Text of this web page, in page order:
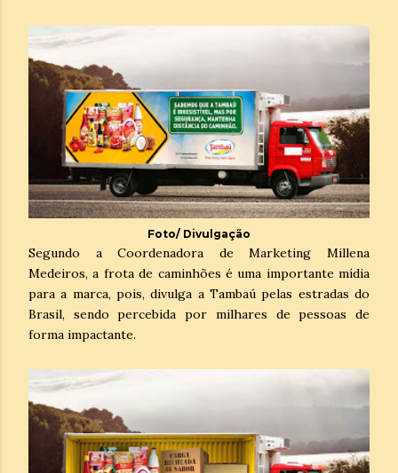
Foto/ Divulgação
Segundo a Coordenadora de Marketing Millena
Medeiros, a frota de caminhões é uma importante mídia
para a marca, pois, divulga a Tambaú pelas estradas do
Brasil, sendo percebida por milhares de pessoas de
forma impactante.